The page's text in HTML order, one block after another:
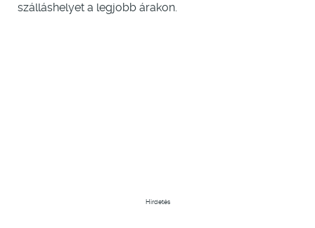
szálláshelyet a legjobb árakon.
Hirdetés